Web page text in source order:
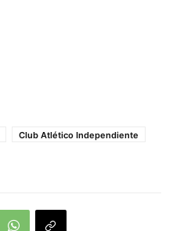
Club Atlético Independiente